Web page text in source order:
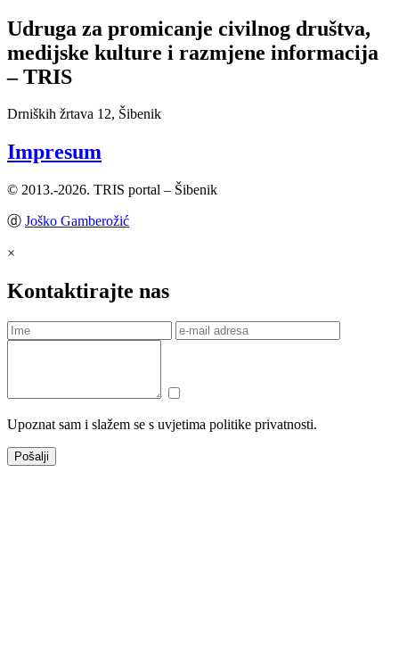
Udruga za promicanje civilnog društva,
medijske kulture i razmjene informacija
– TRIS
Drniških žrtava 12, Šibenik
Impresum
© 2013.-2026. TRIS portal – Šibenik
ⓓ Joško Gamberožić
×
Kontaktirajte nas
Upoznat sam i slažem se s uvjetima politike privatnosti.
Pošalji